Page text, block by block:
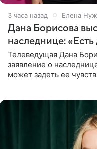
3 часа назад Елена
Дана Борисова
наследнице:
Телеведущая Дана
заявление о
может задеть ее